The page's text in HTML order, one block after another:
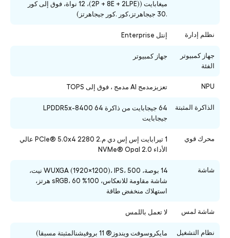
ميغابايت ((2P + 8E + 2LPE
)، 12 نواة، فوق إلى كور
.30 جيجاهرتز،كور .كور جيجاهرتز)
نظلم إدارة إنتل Enterprise
جهاز كمبيوتر
الفئة
جهاز كمبيوتر
NPU تعزيزمدمج AI مدمج ، فوق إلى TOPS
الذاكرة المثبتة
64 جيجابايت من ذاكرة LPDDR5x-8400 64
جيجابايت
محرك قوي
1 تيرابايت إس إس دي م.2 2280 PCIe® 5.0x4 عالي
الأداء NVMe® Opal 2.0
شاشة
14 بوصة، WUXGA (1920×1200)، IPS، 500 نيت،
شاشة مقاومة للانعكاس، 100% sRGB، 60 هرتز،
استهلاك منخفض طاقة
شاشة لمس لا تعمل باللمس
نظام التشغيل مايكروسوفت ويندوز® 11 بروفيشنالمثبتة مسبقا)